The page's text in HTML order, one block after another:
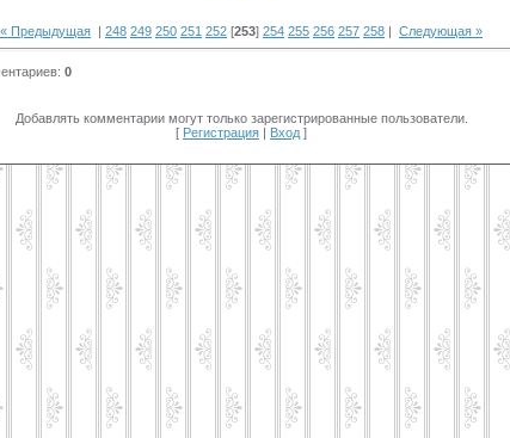
« Предыдущая | 248 249 250 251 252 [253] 254 255 256 257 258 | Следующая »
: 0
Добавлять комментарии могут только зарегистрированные пользователи.
[ Регистрация Вход ]